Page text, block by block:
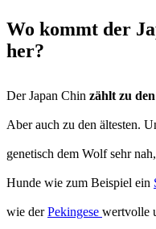
Wo kommt der
her?
Der Japan Chin zählt zu
Aber auch zu den ältesten.
genetisch dem Wolf sehr
Hunde wie zum Beispiel ein
wie derPekingese wertvolle